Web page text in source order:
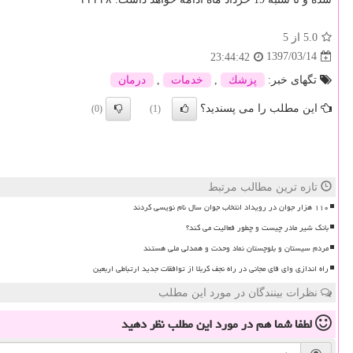
5.0 از 5
1397/03/14
23:44:42
تگهای خبر:
پزشك خدمات درمان
این مطلب را می پسندید؟ (1)
(0)
تازه ترین مطالب مرتبط
۱۱۰ هزار جوان در رویداد انتخاب جوان سال نام نویسی کردند
بانک شیر مادر چیست و چطور فعالیت می کند؟
مردم سیستان و بلوچستان نماد وحدت و همدلی ملی هستند
راه اندازی وای فای مجانی در راه نجف کربلا از توافقات جدید ارتباطی اربعین
نظرات بینندگان در مورد این مطلب
لطفا شما همدر مورد این مطلبنظر دهید